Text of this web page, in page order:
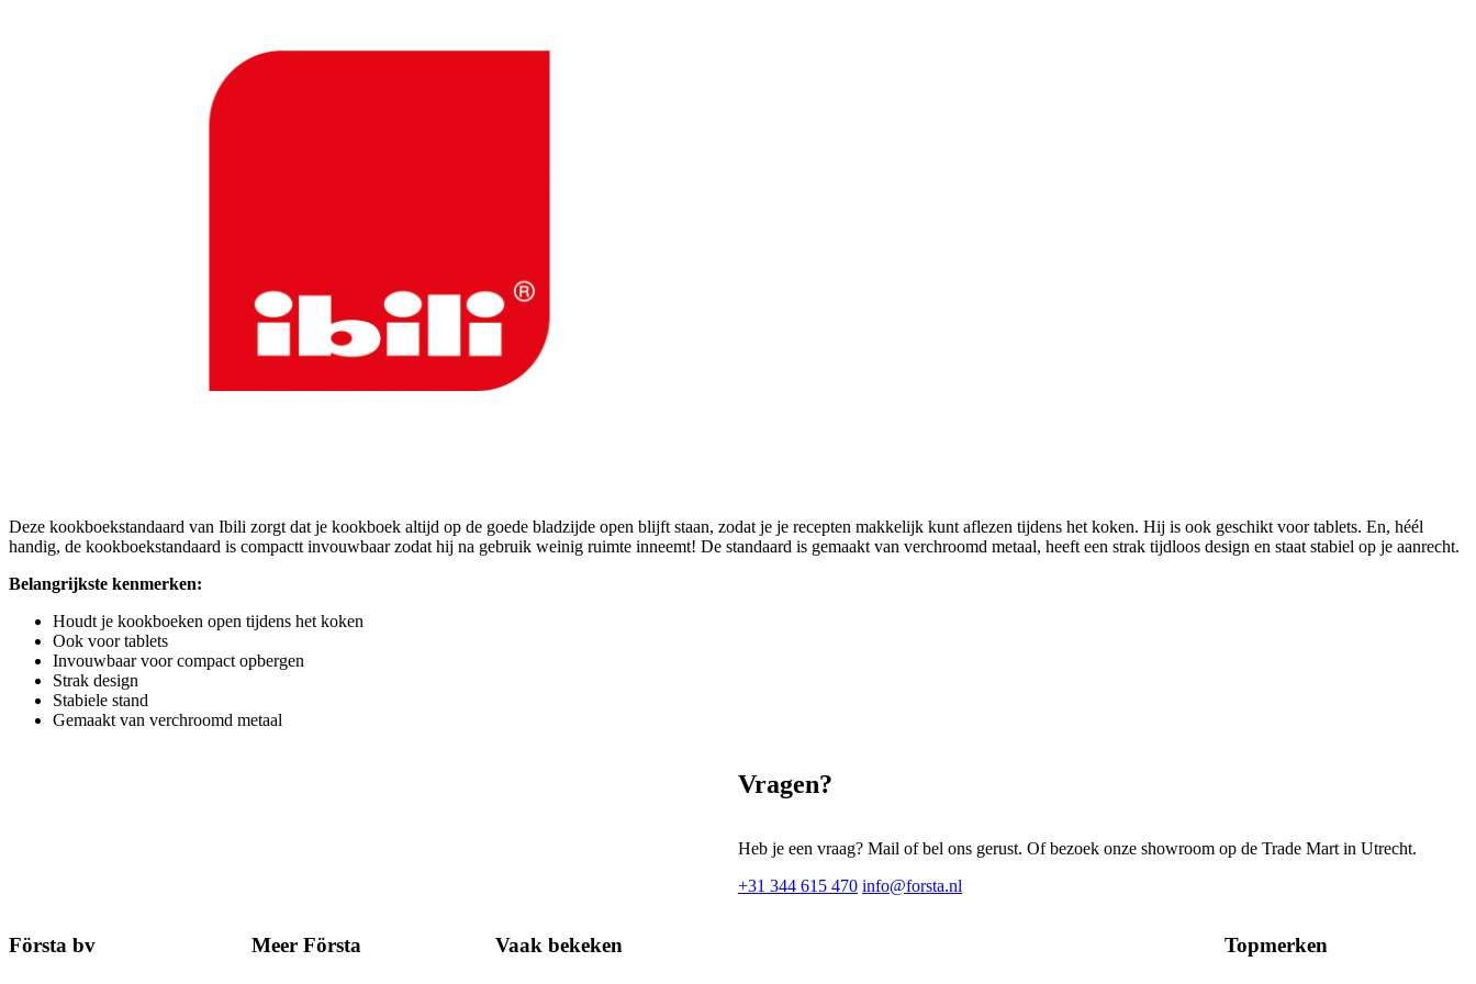
Deze kookboekstandaard van Ibili zorgt dat je kookboek altijd op de goede bladzijde open blijft staan, zodat je je recepten makkelijk kunt aflezen tijdens het koken. Hij is ook geschikt voor tablets. En, héél
handig, de kookboekstandaard is compactt invouwbaar zodat hij na gebruik weinig ruimte inneemt! De standaard is gemaakt van verchroomd metaal, heeft een strak tijdloos design en staat stabiel op je aanrecht.
Belangrijkste kenmerken:
Houdt je kookboeken open tijdens het koken
Ook voor tablets
Invouwbaar voor compact opbergen
Strak design
Stabiele stand
Gemaakt van verchroomd metaal
Vragen?
Heb je een vraag? Mail of bel ons gerust. Of bezoek onze showroom op de Trade Mart in Utrecht.
+31 344 615 470 info@forsta.nl
Första bv Meer Första Vaak bekeken Topmerken